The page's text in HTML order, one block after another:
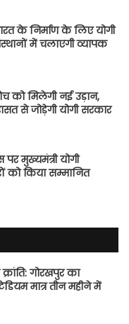
के निर्माण के लिए योगी
में चलाएगी व्यापक
को मिलेगी नई उड़ान,
से जोड़ेगी योगी सरकार
पर मुख्यमंत्री योगी
को किया सम्मानित
गोरखपुर का
मात्र तीन महीने में